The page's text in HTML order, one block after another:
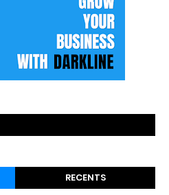
RECENTS